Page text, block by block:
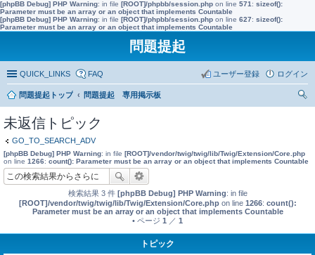
[phpBB Debug] PHP Warning: in file [ROOT]/phpbb/session.php on line 571 : sizeof():
Parameter must be an array or an object that implements Countable
[phpBB Debug] PHP Warning: in file [ROOT]/phpbb/session.php on line 627: sizeof():
Parameter must be an array or an object that implements Countable
問題提起
QUICK_LINKS FAQ ログイン
ユーザー登録
問題提起トップ
問題提起 専用掲示板
未返信トピック
GO_TO_SEARCH_ADV
[phpBB Debug] PHP Warning: in file [ROOT]/vendor/twig/twig/lib/Twig/Extension/Core.php
on line 1266: count(): Parameter must be an array or an object that implements Countable
検索結果 3 件 [phpBB Debug] PHP Warning: in file
[ROOT]/vendor/twig/twig/lib/Twig/Extension/Core.phpon line 1266: count():
Parameter must be an array or an object that implements Countable
• ページ 1 ／ 1
トピック